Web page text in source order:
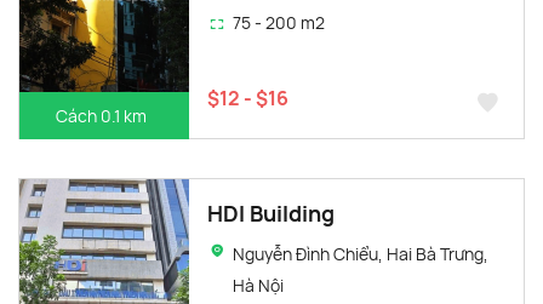
Cách 0.1 km
75 - 200 m2
$12 - $16
HDI Building
Nguyễn Đình Chiểu, Hai Bà Trưng,
Hà Nội